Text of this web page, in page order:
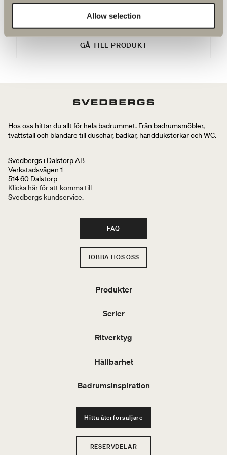
Allow selection
95 kr
GÅ TILL PRODUKT
Hos oss hittar du allt för hela badrummet. Från badrumsmöbler,
tvättställ och blandare till duschar, badkar, handdukstorkar och WC.
Svedbergs i Dalstorp AB
Verkstadsvägen 1
514 60 Dalstorp
Klicka här för att komma till
Svedbergs kundservice.
FAQ
JOBBA HOS OSS
Produkter
Serier
Ritverktyg
Hållbarhet
Badrumsinspiration
Hitta återförsäljare
RESERVDELAR